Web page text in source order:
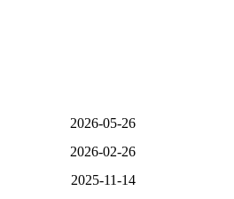
2026-05-26
2026-02-26
2025-11-14